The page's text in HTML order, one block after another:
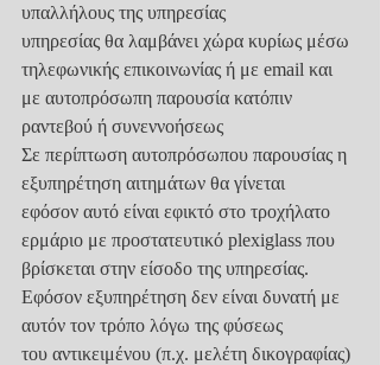
υπαλλήλους της υπηρεσίας
υπηρεσίας θα λαμβάνει χώρα κυρίως μέσω
τηλεφωνικής επικοινωνίας ή με email και
με αυτοπρόσωπη παρουσία κατόπιν
ραντεβού ή συνεννοήσεως
Σε περίπτωση αυτοπρόσωπου παρουσίας η
εξυπηρέτηση αιτημάτων θα γίνεται
εφόσον αυτό είναι εφικτό στο τροχήλατο
ερμάριο με προστατευτικό plexiglass που
βρίσκεται στην είσοδο της υπηρεσίας.
Εφόσον εξυπηρέτηση δεν είναι δυνατή με
αυτόν τον τρόπο λόγω της φύσεως
του αντικειμένου (π.χ. μελέτη δικογραφίας)